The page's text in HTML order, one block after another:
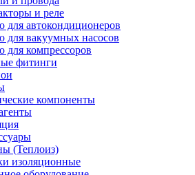
и реле
для автокондиционеров
для вакуумных насосов
для компрессоров
фитинги
компоненты
(Теплоиз)
изоляционные